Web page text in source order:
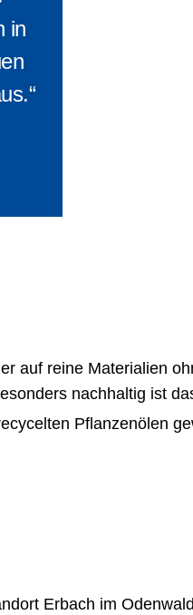
in
auf reine Materialien
nachhaltig ist
Pflanzenölen
Erbach im